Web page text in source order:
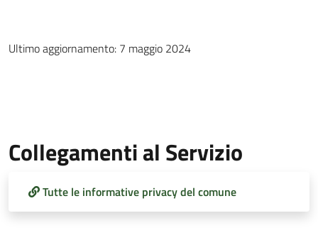
Ultimo aggiornamento: 7 maggio 2024
Collegamenti al Servizio
Tutte le informative privacy del comune